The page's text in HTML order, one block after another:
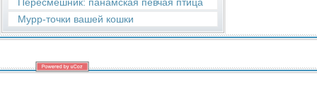
Мурр-точки вашей кошки